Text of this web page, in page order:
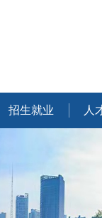
招生就业 人